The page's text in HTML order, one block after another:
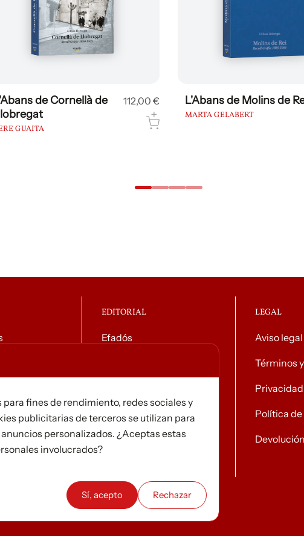
de Gavà
VALENTÍ
112,00 €
L'Abans de Sant Boi de
Llobregat
general
EDITORIAL
Efadós
Noticias
LEGAL
Aviso legal
Términos
Privacidad
Política de
fines de rendimiento, redes sociales y
publicitarias de terceros se utilizan para
personalizados. ¿Aceptas estas
involucrados?